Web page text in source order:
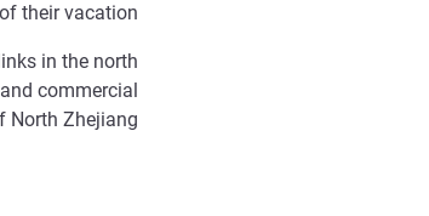
their vacation.
in the north
commercial
North Zhejiang.